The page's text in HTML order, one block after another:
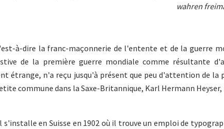
wahren
à-dire la franc-maçonnerie de l'entente et de la guerre
de la première guerre mondiale comme résultante
étrange, n'a reçu jusqu'à présent que peu d'attention de la
commune dans la Saxe-Britannique, Karl Hermann Heyser,
en Suisse en 1902 où il trouve un emploi de